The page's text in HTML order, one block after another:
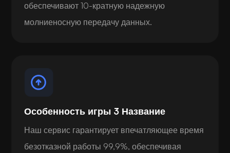
обеспечивают 10-кратную надежную
молниеносную передачу данных.
Особенность игры 3 Название
Наш сервис гарантирует впечатляющее время
безотказной работы 99,9%, обеспечивая